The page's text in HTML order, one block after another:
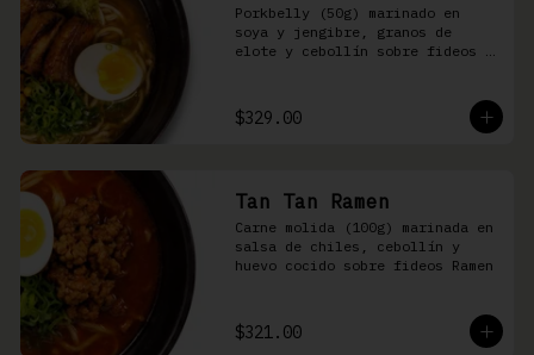
Porkbelly (50g) marinado en
soya y jengibre, granos de
elote y cebollín sobre fideos
$329.00
Tan Tan Ramen
Carne molida (100g) marinada en
salsa de chiles, cebollín y
huevo cocido sobre fideos Ramen
$321.00